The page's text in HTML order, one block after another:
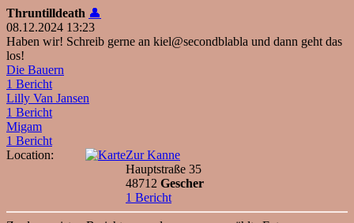
Thruntilldeath 👤
08.12.2024 13:23
Haben wir! Schreib gerne an kiel@secondblabla und dann geht das
los!
Die Bauern
1 Bericht
Lilly Van Jansen
1 Bericht
Migam
1 Bericht
Location:
Zur Kanne
Hauptstraße 35
48712 Gescher
1 Bericht